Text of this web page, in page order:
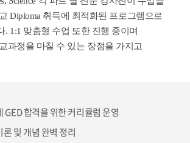
Diploma 취득에 최적화된 프로그램으로
. 1:1 맞춤형 수업 또한 진행 중이며
과정을 마칠 수 있는 장점을 가지고
GED 합격을 위한 커리큘럼 운영
론 및 개념 완벽 정리